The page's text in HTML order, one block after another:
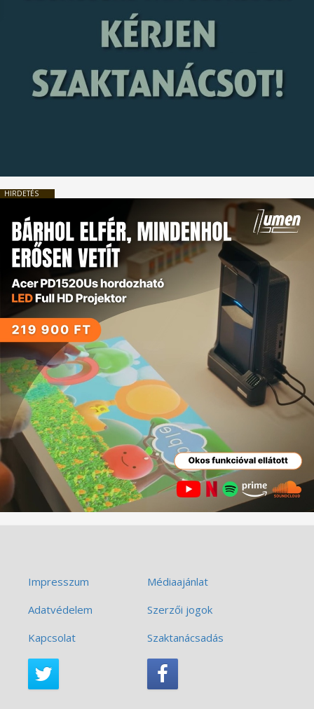
HIRDETÉS
Impresszum
Médiaajánlat
Adatvédelem
Szerzői jogok
Kapcsolat
Szaktanácsadás